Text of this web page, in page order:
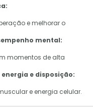
e melhorar o
mental:
momentos de alta
e disposição:
e energia celular.